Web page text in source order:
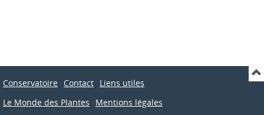
Conservatoire Contact Liens utiles
Le Monde des Plantes
Mentions légales